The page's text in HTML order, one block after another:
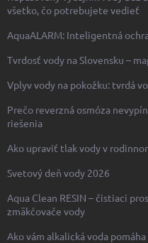
všetko, čo potrebujete vedieť
AquaALARM: Inteligentná
Tvrdosť vody na Slovensku –
Vplyv vody na pokožku: tvrdá
Prečo reverzná osmóza
riešenia
Ako upraviť tlak vody v
Svetový deň vody 2026
Aqua Clean RESIN – čistiaci
zmäkčovače vody
Ako vám alkalická voda